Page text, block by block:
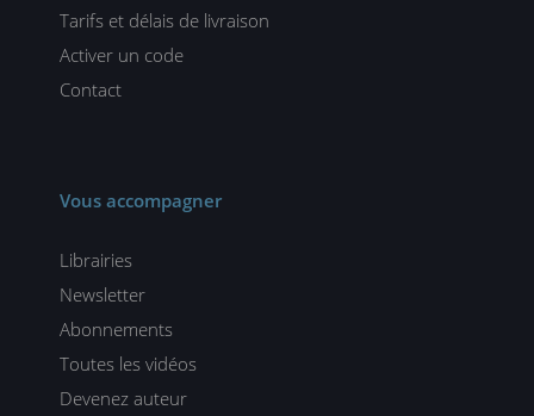
Tarifs et délais de livraison
Activer un code
Contact
Vous accompagner
Librairies
Newsletter
Abonnements
Toutes les vidéos
Devenez auteur